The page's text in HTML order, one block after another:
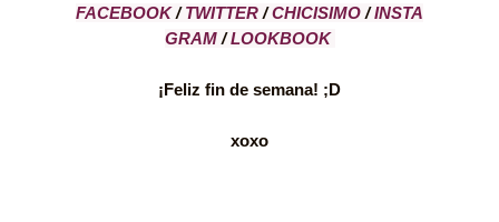
FACEBOOK/TWITTER/CHICISIMO/INSTA
GRAM/LOOKBOOK
¡Feliz fin de semana! ;D
xoxo